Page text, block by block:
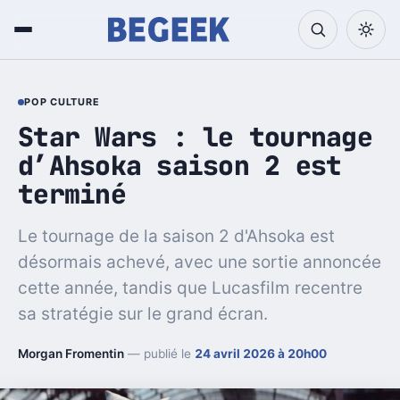
POP CULTURE
Star Wars : le tournage
d’Ahsoka saison 2 est
terminé
Le tournage de la saison 2 d'Ahsoka est
désormais achevé, avec une sortie annoncée
cette année, tandis que Lucasfilm recentre
sa stratégie sur le grand écran.
Morgan Fromentin — publié le 24 avril 2026 à 20h00